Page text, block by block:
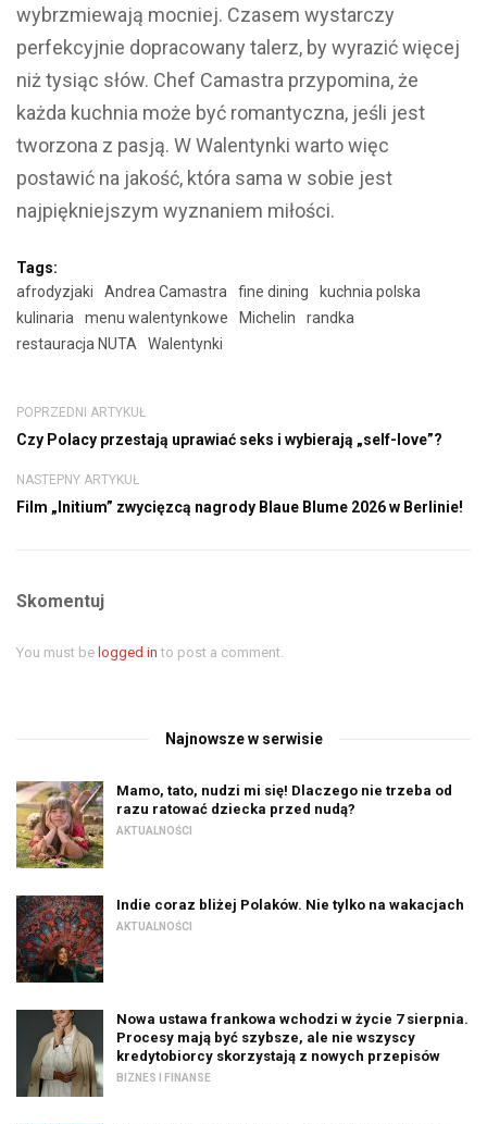
wybrzmiewają mocniej. Czasem wystarczy
perfekcyjnie dopracowany talerz, by wyrazić więcej
niż tysiąc słów. Chef Camastra przypomina, że
każda kuchnia może być romantyczna, jeśli jest
tworzona z pasją. W Walentynki warto więc
postawić na jakość, która sama w sobie jest
najpiękniejszym wyznaniem miłości.
Tags:
afrodyzjaki
Andrea Camastra fine dining
kuchnia polska
kulinaria
menu walentynkowe Michelin
randka
restauracja NUTA
Walentynki
POPRZEDNI ARTYKUŁ
Czy Polacy przestają uprawiać seks i wybierają „self-love”?
NASTEPNY ARTYKUŁ
Film „Initium” zwycięzcą nagrody Blaue Blume 2026 w Berlinie!
Skomentuj
You must be logged in to post a comment.
Najnowsze w serwisie
Mamo, tato, nudzi mi się! Dlaczego nie trzeba od
razu ratować dziecka przed nudą?
AKTUALNOŚCI
Indie coraz bliżej Polaków. Nie tylko na wakacjach
AKTUALNOŚCI
Nowa ustawa frankowa wchodzi w życie 7 sierpnia.
Procesy mają być szybsze, ale nie wszyscy
kredytobiorcy skorzystają z nowych przepisów
BIZNES I FINANSE